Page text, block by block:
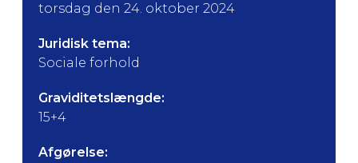
torsdag den 24. oktober 2024
Juridisk tema:
Sociale forhold
Graviditetslængde:
15+4
Afgørelse: